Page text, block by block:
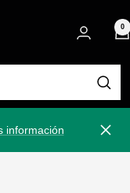
0
información